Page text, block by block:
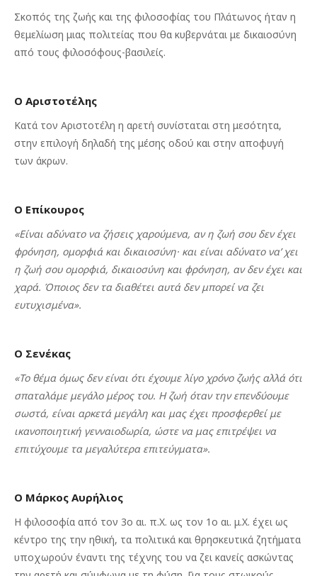
Σκοπός της ζωής και της φιλοσοφίας του Πλάτωνος ήταν η
θεμελίωση μιας πολιτείας που θα κυβερνάται με δικαιοσύνη
από τους φιλοσόφους-βασιλείς.
Ο Αριστοτέλης
Κατά τον Αριστοτέλη η αρετή συνίσταται στη μεσότητα,
στην επιλογή δηλαδή της μέσης οδού και στην αποφυγή
των άκρων.
Ο Επίκουρος
«Είναι αδύνατο να ζήσεις χαρούμενα, αν η ζωή σου δεν έχει
φρόνηση, ομορφιά και δικαιοσύνη· και είναι αδύνατο να’ χει
η ζωή σου ομορφιά, δικαιοσύνη και φρόνηση, αν δεν έχει και
χαρά. Όποιος δεν τα διαθέτει αυτά δεν μπορεί να ζει
ευτυχισμένα».
Ο Σενέκας
«Το θέμα όμως δεν είναι ότι έχουμε λίγο χρόνο ζωής αλλά ότι
σπαταλάμε μεγάλο μέρος του. Η ζωή όταν την επενδύουμε
σωστά, είναι αρκετά μεγάλη και μας έχει προσφερθεί με
ικανοποιητική γενναιοδωρία, ώστε να μας επιτρέψει να
επιτύχουμε τα μεγαλύτερα επιτεύγματα».
Ο Μάρκος Αυρήλιος
Η φιλοσοφία από τον 3ο αι. π.Χ. ως τον 1ο αι. μ.Χ. έχει ως
κέντρο της την ηθική, τα πολιτικά και θρησκευτικά ζητήματα
υποχωρούν έναντι της τέχνης του να ζει κανείς ασκώντας